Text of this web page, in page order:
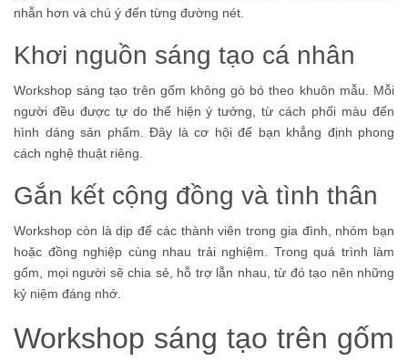
nhẫn hơn và chú ý đến từng đường nét.
Khơi nguồn sáng tạo cá nhân
Workshop sáng tạo trên gốm không gò bó theo khuôn mẫu. Mỗi
người đều được tự do thể hiện ý tưởng, từ cách phối màu đến
hình dáng sản phẩm. Đây là cơ hội để bạn khẳng định phong
cách nghệ thuật riêng.
Gắn kết cộng đồng và tình thân
Workshop còn là dịp để các thành viên trong gia đình, nhóm bạn
hoặc đồng nghiệp cùng nhau trải nghiệm. Trong quá trình làm
gốm, mọi người sẽ chia sẻ, hỗ trợ lẫn nhau, từ đó tạo nên những
kỷ niệm đáng nhớ.
Workshop sáng tạo trên gốm